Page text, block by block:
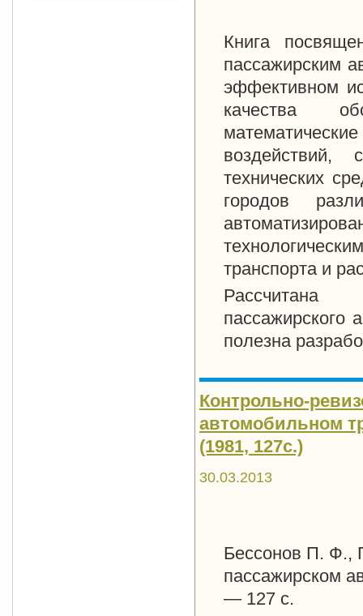
Книга
пассажирским
эффективном
качества
воздействий,
технических
городов
транспорта и
Рассчитана
пассажирского
полезна
Контрольно-
автомобильном
(1981, 127с.)
30.03.2013
Бессонов П. Ф.,
пассажирском
— 127 с.